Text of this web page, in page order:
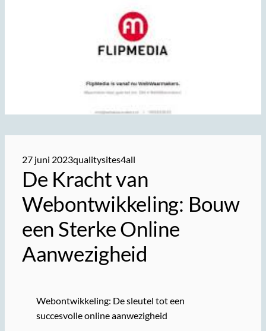
27 juni 2023qualitysites4all
De Kracht van
Webontwikkeling: Bouw
een Sterke Online
Aanwezigheid
Webontwikkeling: De sleutel tot een
succesvolle online aanwezigheid